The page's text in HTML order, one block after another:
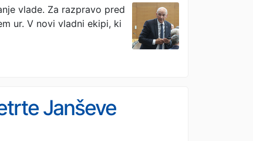
vlade. Za razpravo pred
ur. V novi vladni ekipi, ki
Janševe